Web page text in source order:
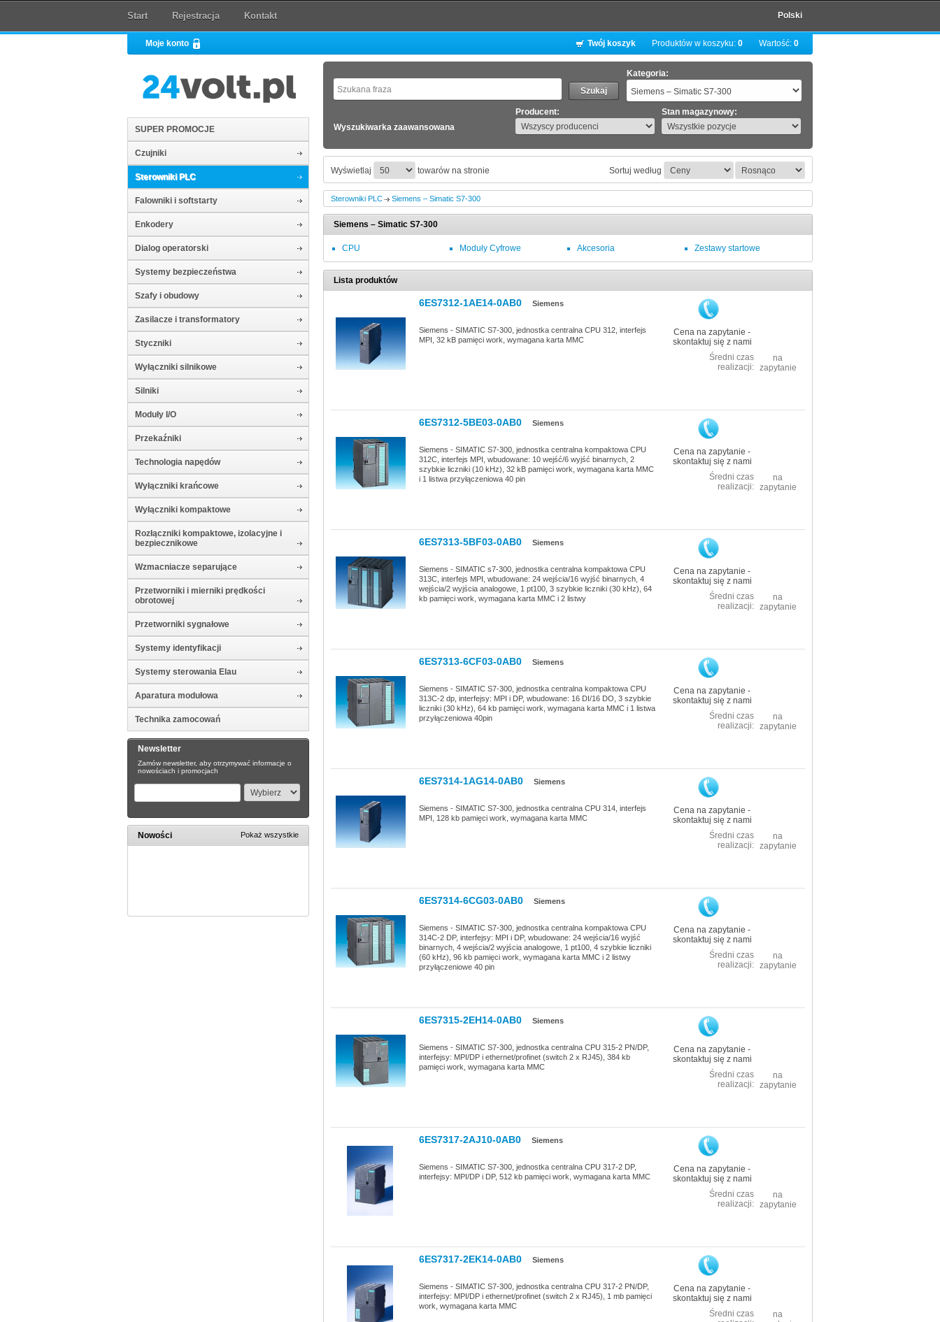
Start Rejestracja Kontakt Polski
Moje konto Twój koszyk Produktów w koszyku: 0 Wartość: 0
SUPER PROMOCJE
Czujniki
Sterowniki PLC
Falowniki i softstarty
Enkodery
Dialog operatorski
Systemy bezpieczeństwa
Szafy i obudowy
Zasilacze i transformatory
Styczniki
Wyłączniki silnikowe
Silniki
Moduły I/O
Przekaźniki
Technologia napędów
Wyłączniki krańcowe
Wyłączniki kompaktowe
Rozłączniki kompaktowe, izolacyjne i
bezpiecznikowe
Wzmacniacze separujące
Przetworniki i mierniki prędkości
obrotowej
Przetworniki sygnałowe
Systemy identyfikacji
Systemy sterowania Elau
Aparatura modułowa
Technika zamocowań
Newsletter
Zamów newsletter, aby otrzymywać informacje o
nowościach i promocjach
Nowości Pokaż wszystkie
Kategoria:
Wyszukiwarka zaawansowana
Producent: Stan magazynowy:
Wyświetlaj towarów na stronie Sortuj według
Sterowniki PLC Siemens – Simatic S7-300
Siemens – Simatic S7-300
CPU Moduły Cyfrowe Akcesoria Zestawy startowe
Lista produktów
6ES7312-1AE14-0AB0 Siemens
Siemens - SIMATIC S7-300, jednostka centralna CPU 312, interfejs
MPI, 32 kB pamięci work, wymagana karta MMC
Cena na zapytanie -
skontaktuj się z nami
na
zapytanie
Średni czas
realizacji:
6ES7312-5BE03-0AB0 Siemens
Siemens - SIMATIC S7-300, jednostka centralna kompaktowa CPU
312C, interfejs MPI, wbudowane: 10 wejść/6 wyjść binarnych, 2
szybkie liczniki (10 kHz), 32 kB pamięci work, wymagana karta MMC
i 1 listwa przyłączeniowa 40 pin
Cena na zapytanie -
skontaktuj się z nami
na
zapytanie
Średni czas
realizacji:
6ES7313-5BF03-0AB0 Siemens
Siemens - SIMATIC s7-300, jednostka centralna kompaktowa CPU
313C, interfejs MPI, wbudowane: 24 wejścia/16 wyjść binarnych, 4
wejścia/2 wyjścia analogowe, 1 pt100, 3 szybkie liczniki (30 kHz), 64
kb pamięci work, wymagana karta MMC i 2 listwy
Cena na zapytanie -
skontaktuj się z nami
na
zapytanie
Średni czas
realizacji:
6ES7313-6CF03-0AB0 Siemens
Siemens - SIMATIC S7-300, jednostka centralna kompaktowa CPU
313C-2 dp, interfejsy: MPI i DP, wbudowane: 16 DI/16 DO, 3 szybkie
liczniki (30 kHz), 64 kb pamięci work, wymagana karta MMC i 1 listwa
przyłączeniowa 40pin
Cena na zapytanie -
skontaktuj się z nami
na
zapytanie
Średni czas
realizacji:
6ES7314-1AG14-0AB0 Siemens
Siemens - SIMATIC S7-300, jednostka centralna CPU 314, interfejs
MPI, 128 kb pamięci work, wymagana karta MMC
Cena na zapytanie -
skontaktuj się z nami
na
zapytanie
Średni czas
realizacji:
6ES7314-6CG03-0AB0 Siemens
Siemens - SIMATIC S7-300, jednostka centralna kompaktowa CPU
314C-2 DP, interfejsy: MPI i DP, wbudowane: 24 wejścia/16 wyjść
binarnych, 4 wejścia/2 wyjścia analogowe, 1 pt100, 4 szybkie liczniki
(60 kHz), 96 kb pamięci work, wymagana karta MMC i 2 listwy
przyłączeniowe 40 pin
Cena na zapytanie -
skontaktuj się z nami
na
zapytanie
Średni czas
realizacji:
6ES7315-2EH14-0AB0 Siemens
Siemens - SIMATIC S7-300, jednostka centralna CPU 315-2 PN/DP,
interfejsy: MPI/DP i ethernet/profinet (switch 2 x RJ45), 384 kb
pamięci work, wymagana karta MMC
Cena na zapytanie -
skontaktuj się z nami
na
zapytanie
Średni czas
realizacji:
6ES7317-2AJ10-0AB0 Siemens
Siemens - SIMATIC S7-300, jednostka centralna CPU 317-2 DP,
interfejsy: MPI/DP i DP, 512 kb pamięci work, wymagana karta MMC
Cena na zapytanie -
skontaktuj się z nami
na
zapytanie
Średni czas
realizacji:
6ES7317-2EK14-0AB0 Siemens
Siemens - SIMATIC S7-300, jednostka centralna CPU 317-2 PN/DP,
interfejsy: MPI/DP i ethernet/profinet (switch 2 x RJ45), 1 mb pamięci
work, wymagana karta MMC
Cena na zapytanie -
skontaktuj się z nami
na
Średni czas